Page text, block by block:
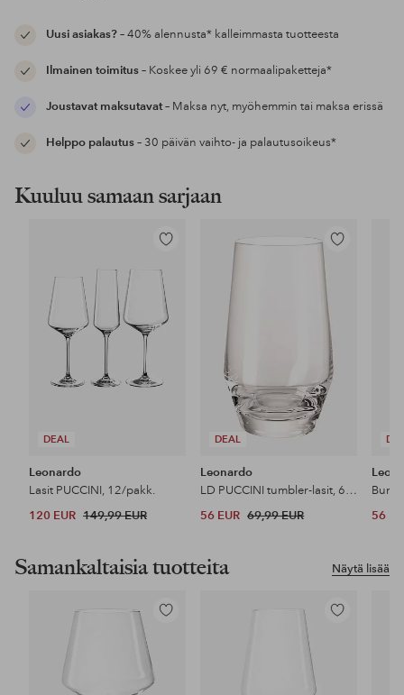
Uusi asiakas?– 40% alennusta* kalleimmasta tuotteesta
Ilmainen toimitus– Koskee yli 69 € normaalipaketteja*
Joustavat maksutavat– Maksa nyt, myöhemmin tai maksa erissä
Helppo palautus– 30 päivän vaihto- ja palautusoikeus*
Kuuluu samaan sarjaan
DEAL
Lisää
Leonardo
Lasit PUCCINI, 12/pakk.
120 EUR 149,99 EUR
DEAL
Lisää
suosikkeihin
Leonardo
LD PUCCINI tumbler-lasit, 6/pakk.
56 EUR 69,99 EUR 56
Näytä lisää
Samankaltaisia tuotteita
Lisää
Lisää